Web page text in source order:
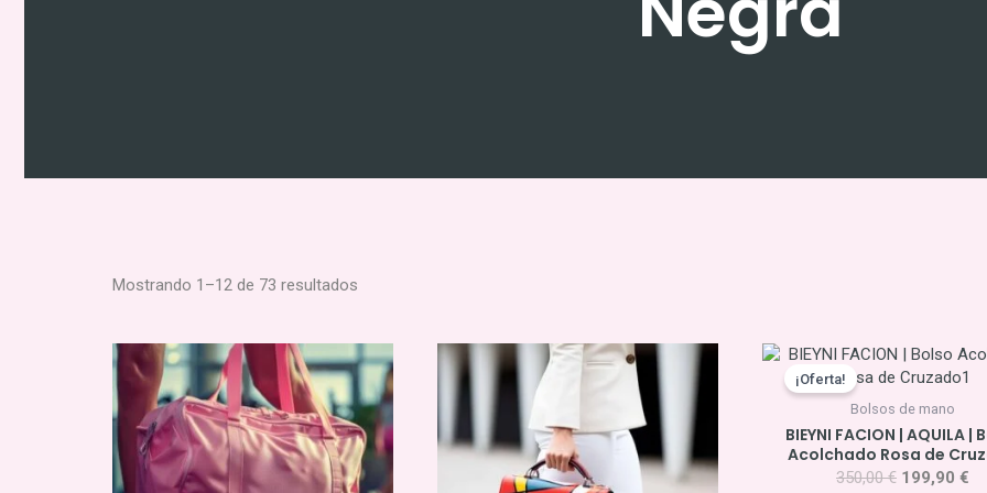
Mostrando 1–12 de 73 resultados
¡Oferta!
Bolsos de mano
BIEYNI FACION | AQUILA |
Acolchado Rosa de
350,00€
El
precio
original
350,00 €.
199,90 €
El